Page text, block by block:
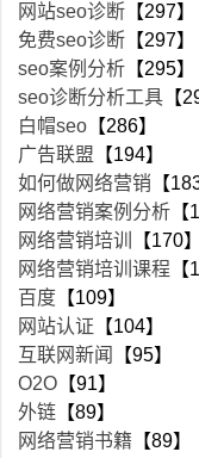
网站seo诊断 【297】
免费seo诊断 【297】
seo案例分析 【295】
seo诊断分析工具 【
白帽seo 【286】
广告联盟 【194】
如何做网络营销 【
网络营销案例分析 【
网络营销培训
【170】
网络营销培训课程 【
百度 【109】
网站认证 【104】
互联网新闻
【95】
O2O 【91】
外链 【89】
网络营销书籍 【89】